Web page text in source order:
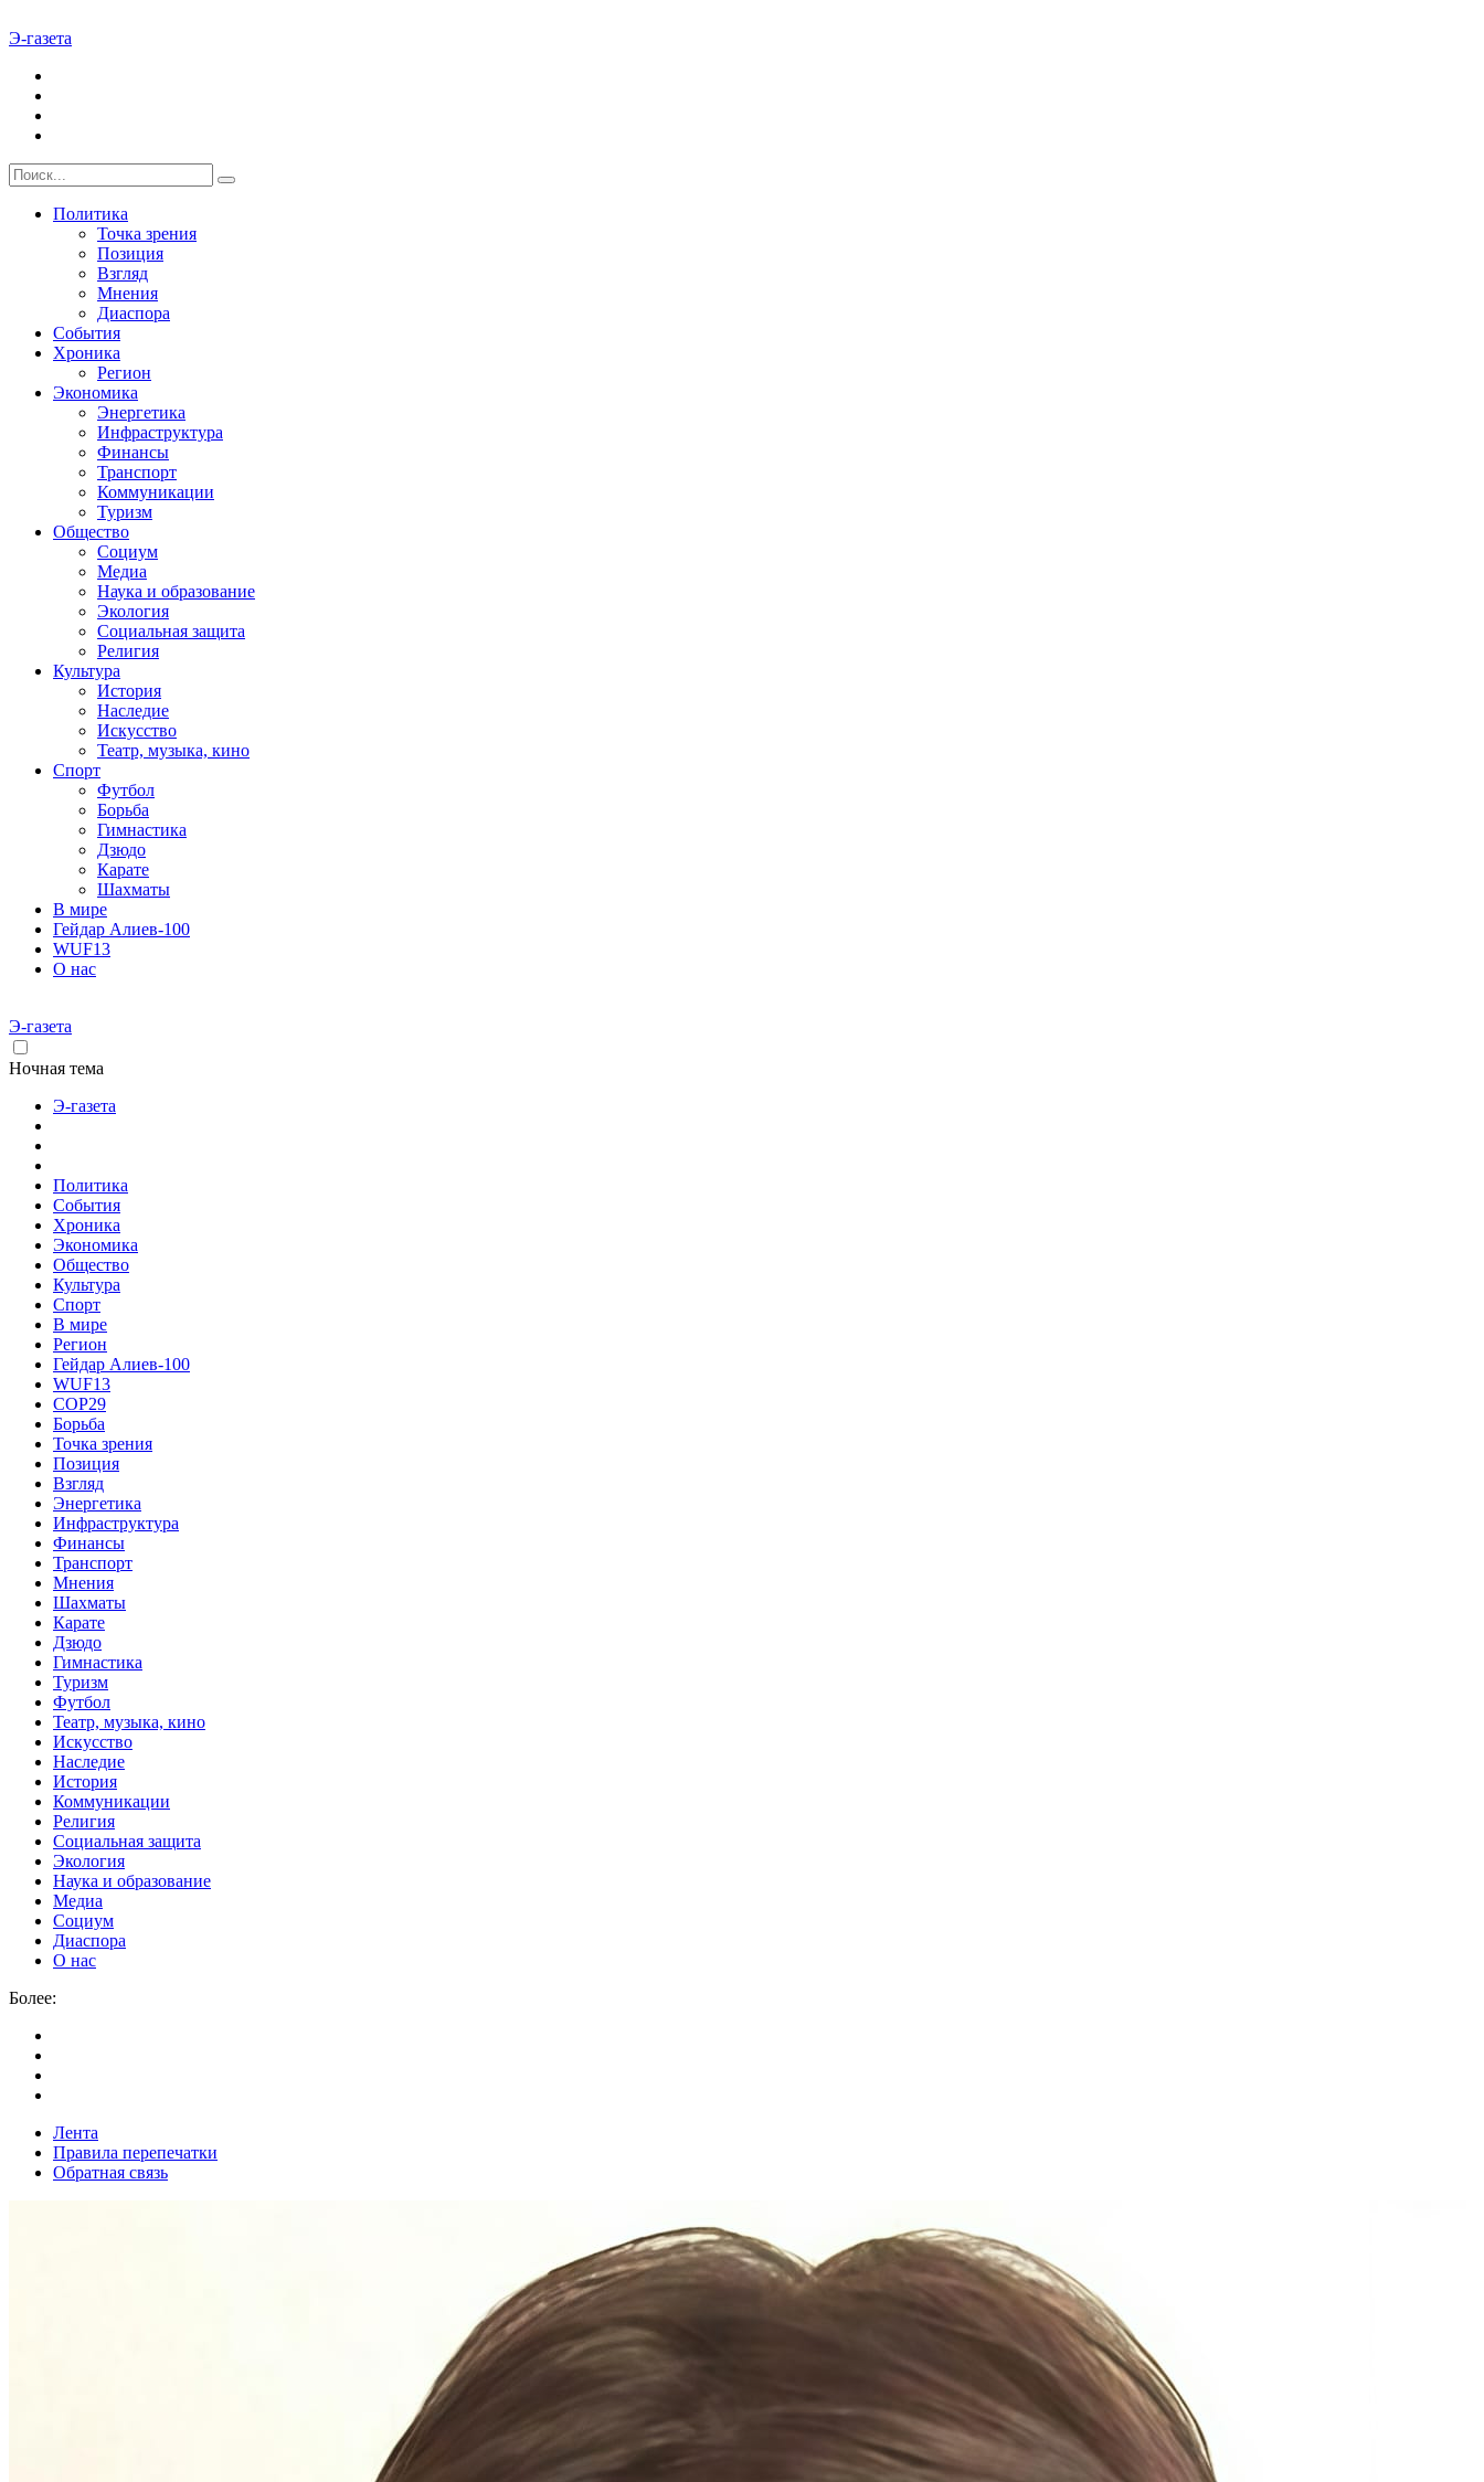
Э-газета
Политика
Точка зрения
Позиция
Взгляд
Мнения
Диаспора
События
Хроника
Регион
Экономика
Энергетика
Инфраструктура
Финансы
Транспорт
Коммуникации
Туризм
Общество
Социум
Медиа
Наука и образование
Экология
Социальная защита
Религия
Культура
История
Наследие
Искусство
Театр, музыка, кино
Спорт
Футбол
Борьба
Гимнастика
Дзюдо
Карате
Шахматы
В мире
Гейдар Алиев-100
WUF13
О нас
Э-газета
Ночная тема
Э-газета
Политика
События
Хроника
Экономика
Общество
Культура
Спорт
В мире
Регион
Гейдар Алиев-100
WUF13
COP29
Борьба
Точка зрения
Позиция
Взгляд
Энергетика
Инфраструктура
Финансы
Транспорт
Мнения
Шахматы
Карате
Дзюдо
Гимнастика
Туризм
Футбол
Театр, музыка, кино
Искусство
Наследие
История
Коммуникации
Религия
Социальная защита
Экология
Наука и образование
Медиа
Социум
Диаспора
О нас
Более:
Лента
Правила перепечатки
Обратная связь